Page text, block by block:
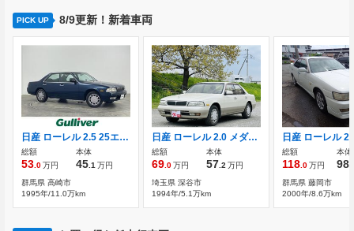
PICK UP 8/9更新！新着車両
日産 ローレル 2.5 25エクセル 4WD 4WD CDプレーヤー 純正フロアマット
総額
53 .0万円
本体
45 .1 万円
群馬県 高崎市
1995年/11.0万km
日産 ローレル 2.0 メダリスト
総額
69 .0万円
本体
57 .2 万円
埼玉県 深谷市
1994年/5.1万km
総額
118 .0万円
本体
98
群馬県 藤岡市
2000年/8.6万km